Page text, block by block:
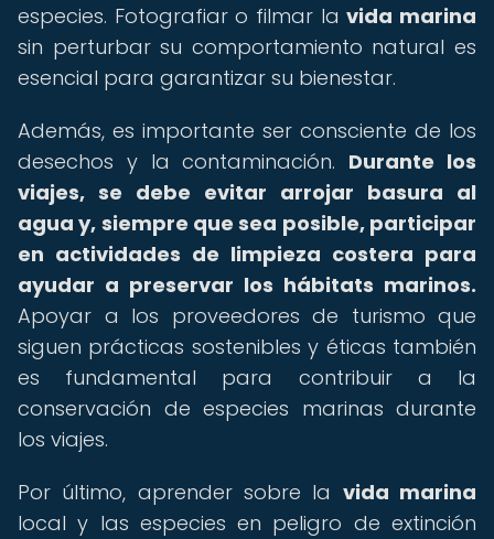
especies. Fotografiar o filmar lavida marina
sin perturbar su comportamiento natural es
esencial para garantizar su bienestar.
Además, es importante ser consciente de los
desechos y la contaminación. Durante los
viajes, se debe evitar arrojar basura al
agua y, siempre que sea posible, participar
en actividades de limpieza costera para
ayudar a preservar los hábitats marinos.
Apoyar a los proveedores de turismo que
siguen prácticas sostenibles y éticas también
es fundamental para contribuir a la
conservación de especies marinas durante
los viajes.
Por último, aprender sobre la vida marina
local y las especies en peligro de extinción